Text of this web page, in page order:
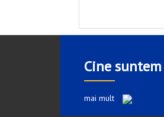
Cine suntem
mai mult